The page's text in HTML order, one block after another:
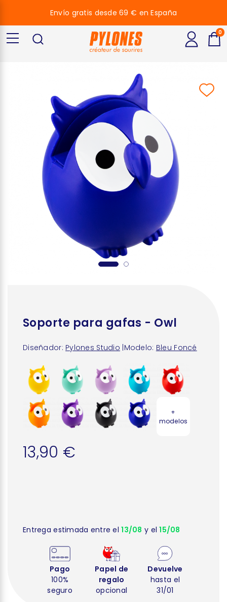
Soporte para gafas - Owl
Diseñador: Pylones Studio Modelo: Bleu Foncé
+
modelos
13,90 €
Entrega estimada entre el13/08 y el15/08
Pago
100%
seguro
Papel de
regalo
opcional
Devuelve
hasta el
31/01
Envío gratis desde 69 € en España
0